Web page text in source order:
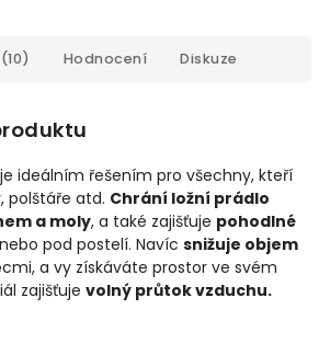
Hodnocení Diskuze
ideálním řešením pro všechny, kteří
polštáře atd. Chrání ložní prádlo
a moly, a také zajišťuje pohodlné
pod postelí. Navíc snižuje objem
a vy získáváte prostor ve svém
zajišťuje volný průtok vzduchu.